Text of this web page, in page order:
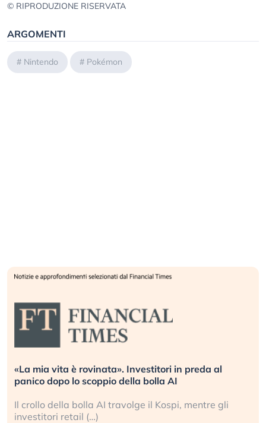
© RIPRODUZIONE RISERVATA
ARGOMENTI
# Nintendo # Pokémon
«La mia vita è rovinata». Investitori in preda al
panico dopo lo scoppio della bolla AI
Il crollo della bolla AI travolge il Kospi, mentre gli
investitori retail (…)